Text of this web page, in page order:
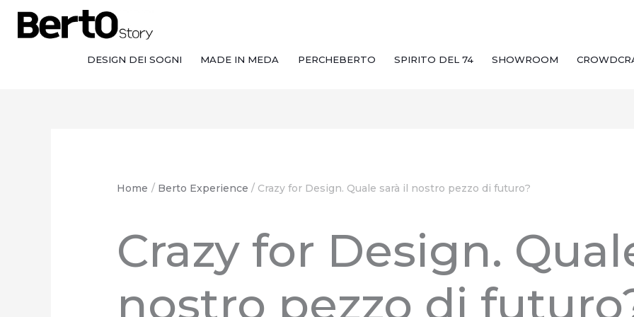
contenuto
navigazione
contenuto
DESIGN DEI SOGNI MADE IN MEDA PERCHEBERTO SPIRITO DEL 74 SHOWROOM
Home Berto Experience Crazy for Design. Quale sarà il nostro pezzo di futuro?
Crazy for Design.
nostro pezzo di